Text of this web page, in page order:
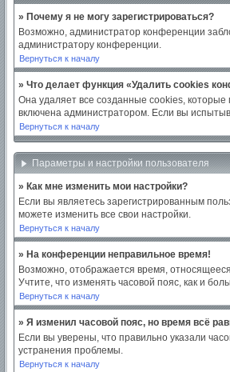
» Почему я не могу зарегистрироваться?
Возможно, администратор конференции
администратору конференции.
Вернуться к началу
» Что делает функция «Удалить cookies
Она удаляет все созданные cookies,
включена администратором. Если вы
Вернуться к началу
Параметры и настройки пользователя
» Как мне изменить мои настройки?
Если вы являетесь зарегистрированным
можете изменить все свои настройки.
Вернуться к началу
» На конференции неправильное время!
Возможно, отображается время, относящееся
Учтите, что изменять часовой пояс, как и
Вернуться к началу
» Я изменил часовой пояс, но время всё
Если вы уверены, что правильно указали
устранения проблемы.
Вернуться к началу